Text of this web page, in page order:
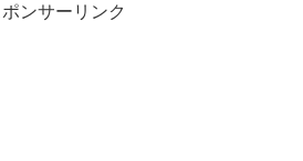
ポンサーリンク